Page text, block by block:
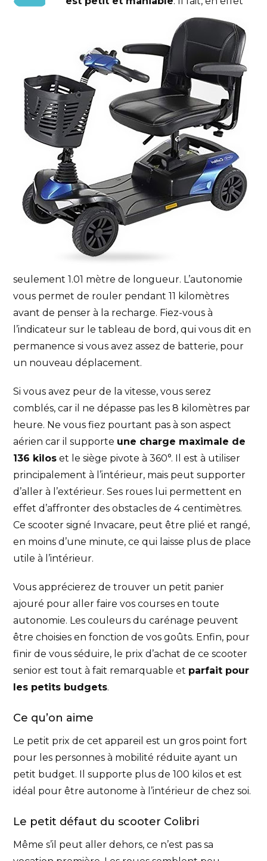
seulement 1.01 mètre de longueur. L’autonomie
vous permet de rouler pendant 11 kilomètres
avant de penser à la recharge. Fiez-vous à
l’indicateur sur le tableau de bord, qui vous dit en
permanence si vous avez assez de batterie, pour
un nouveau déplacement.
Si vous avez peur de la vitesse, vous serez
comblés, car il ne dépasse pas les 8 kilomètres par
heure. Ne vous fiez pourtant pas à son aspect
aérien car il supporte une charge maximale de
136 kilos et le siège pivote à 360°. Il est à utiliser
principalement à l’intérieur, mais peut supporter
d’aller à l’extérieur. Ses roues lui permettent en
effet d’affronter des obstacles de 4 centimètres.
Ce scooter signé Invacare, peut être plié et rangé,
en moins d’une minute, ce qui laisse plus de place
utile à l’intérieur.
Vous apprécierez de trouver un petit panier
ajouré pour aller faire vos courses en toute
autonomie. Les couleurs du carénage peuvent
être choisies en fonction de vos goûts. Enfin, pour
finir de vous séduire, le prix d’achat de ce scooter
senior est tout à fait remarquable et parfait pour
les petits budgets.
Ce qu’on aime
Le petit prix de cet appareil est un gros point fort
pour les personnes à mobilité réduite ayant un
petit budget. Il supporte plus de 100 kilos et est
idéal pour être autonome à l’intérieur de chez soi.
Le petit défaut du scooter Colibri
Même s’il peut aller dehors, ce n’est pas sa